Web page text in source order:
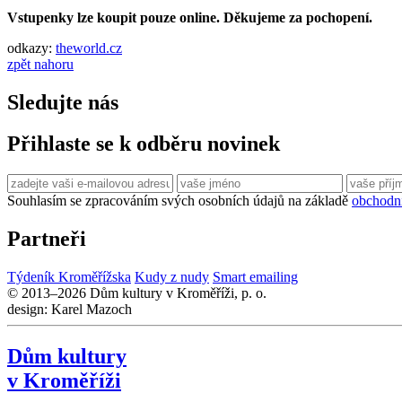
Vstupenky lze koupit pouze online. Děkujeme za pochopení.
odkazy: theworld.cz
zpět nahoru
Sledujte nás
Přihlaste se k odběru novinek
Souhlasím se zpracováním svých osobních údajů na základě
Partneři
Týdeník Kroměřížska Kudy z nudy Smart emailing
© 2013–2026 Dům kultury v Kroměříži, p. o.
design: Karel Mazoch
Dům kultury
v Kroměříži